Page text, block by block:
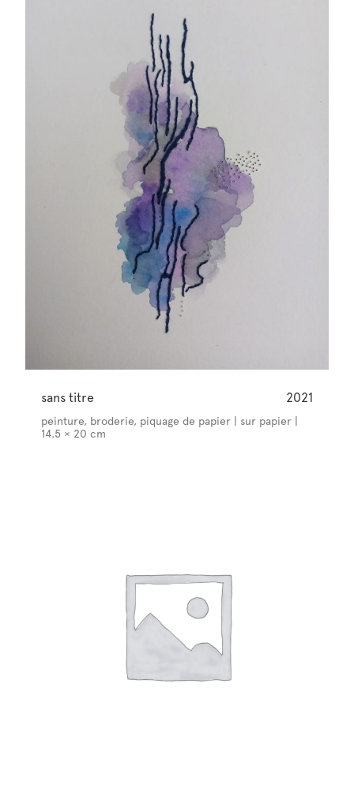
sans titre 2021
peinture, broderie, piquage de papier | sur papier |
14.5 × 20 cm